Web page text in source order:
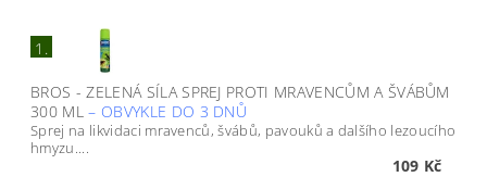
1.
BROS - ZELENÁ SÍLA SPREJ PROTI MRAVENCŮM A ŠVÁBŮM
300 ML– OBVYKLE DO 3 DNŮ
Sprej na likvidaci mravenců, švábů, pavouků a dalšího lezoucího
hmyzu....
109 Kč